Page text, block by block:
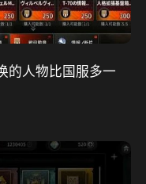
的人物比国服多一